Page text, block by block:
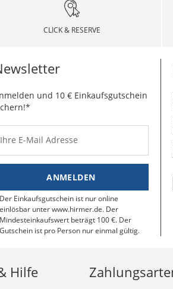
CLICK & RESERVE
und 10 € Einkaufsgutschein
Ihre E-Mail Adresse
ANMELDEN
Der Einkaufsgutschein ist nur online
einlösbar unter www.hirmer.de. Der
Mindesteinkaufswert beträgt 100 €. Der
Gutschein ist pro Person nur einmal gültig.
Hilfe